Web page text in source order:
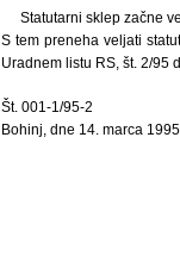
Statutarni sklep začne
S tem preneha veljati
Uradnem listu RS, št. 2/95
Št. 001-1/95-2
Bohinj, dne 14. marca 1995.